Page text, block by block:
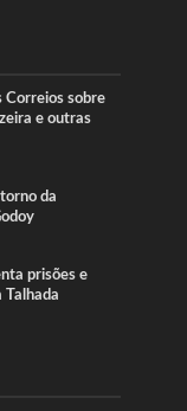
Correios sobre
e outras
da
prisões e
Talhada